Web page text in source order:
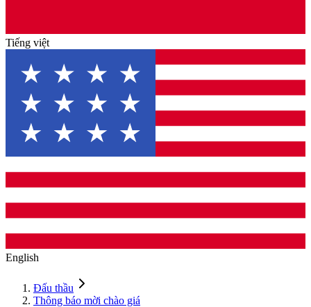
Tiếng việt
English
Đấu thầu
Thông báo mời chào giá